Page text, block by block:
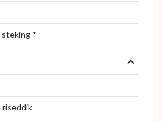
*
riseddik